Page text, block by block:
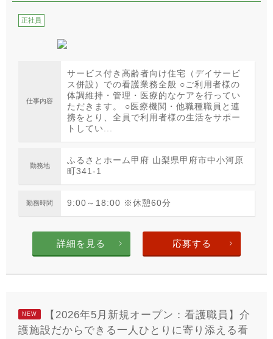
正社員
仕事内容
サービス付き高齢者向け住宅（デイサービ
ス併設）での看護業務全般 ○ご利用者様の
体調維持・管理・医療的なケアを行ってい
ただきます。 ○医療機関・他職種職員と連
携をとり、全員で利用者様の生活をサポー
トしてい...
勤務地
ふるさとホーム甲府 山梨県甲府市中小河原
町341-1
勤務時間 9:00～18:00 ※休憩60分
詳細を見る 応募する
NEW
【2026年5月新規オープン：看護職員】介
護施設だからできる一人ひとりに寄り添える看